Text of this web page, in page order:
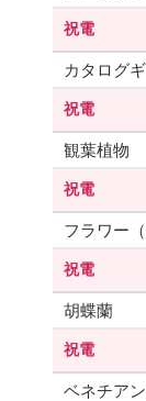
祝電
カタログ
祝電
観葉植物
祝電
フラワー（
祝電
胡蝶蘭
祝電
ベネチア